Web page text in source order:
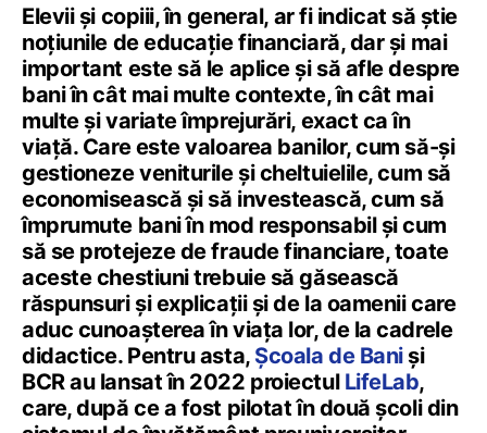
Elevii și copiii, în general, ar fi indicat să știe
noțiunile de educație financiară, dar și mai
important este să le aplice și să afle despre
bani în cât mai multe contexte, în cât mai
multe și variate împrejurări, exact ca în
viață. Care este valoarea banilor, cum să-și
gestioneze veniturile și cheltuielile, cum să
economisească și să investească, cum să
împrumute bani în mod responsabil și cum
să se protejeze de fraude financiare, toate
aceste chestiuni trebuie să găsească
răspunsuri și explicații și de la oamenii care
aduc cunoașterea în viața lor, de la cadrele
didactice. Pentru asta, Școala de Baniși
BCR au lansat în 2022 proiectul LifeLab,
care, după ce a fost pilotat în două școli din